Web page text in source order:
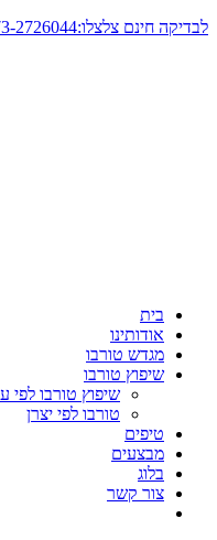
דלג
לבדיקה חינם צלצלו:073-2726044
בית
אודותינו
מגדש טורבו
שיפוץ טורבו
שיפוץ טורבו לפי
טורבו לפי יצרן
טיפים
מבצעים
בלוג
צור קשר